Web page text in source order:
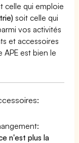
celle qui emploie
soit celle qui
vos activités
et accessoires
est bien le
n'est plus la